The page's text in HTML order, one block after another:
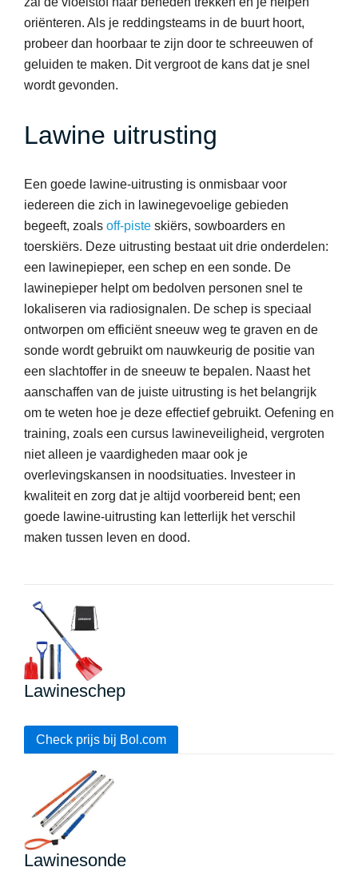
oriënteren. Als je reddingsteams in de buurt hoort,
probeer dan hoorbaar te zijn door te schreeuwen of
geluiden te maken. Dit vergroot de kans dat je snel
wordt gevonden.
Lawine uitrusting
Een goede lawine-uitrusting is onmisbaar voor
iedereen die zich in lawinegevoelige gebieden
begeeft, zoals off-piste skiërs, sowboarders en
toerskiërs. Deze uitrusting bestaat uit drie onderdelen:
een lawinepieper, een schep en een sonde. De
lawinepieper helpt om bedolven personen snel te
lokaliseren via radiosignalen. De schep is speciaal
ontworpen om efficiënt sneeuw weg te graven en de
sonde wordt gebruikt om nauwkeurig de positie van
een slachtoffer in de sneeuw te bepalen. Naast het
aanschaffen van de juiste uitrusting is het belangrijk
om te weten hoe je deze effectief gebruikt. Oefening en
training, zoals een cursus lawineveiligheid, vergroten
niet alleen je vaardigheden maar ook je
overlevingskansen in noodsituaties. Investeer in
kwaliteit en zorg dat je altijd voorbereid bent; een
goede lawine-uitrusting kan letterlijk het verschil
maken tussen leven en dood.
Lawineschep
Check prijs bij Bol.com
Lawinesonde